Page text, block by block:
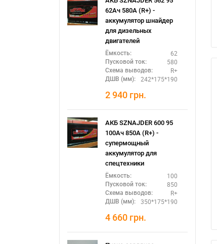
62Ач 580А (R+) -
аккумулятор шнайдер
для дизельных
двигателей
Ёмкость: 62
Пусковой ток: 580
Схема выводов: R+
ДШВ (мм): 242*175*190
2 940 грн.
АКБ SZNAJDER 600 95
100Ач 850А (R+) -
супермощный
аккумулятор для
спецтехники
Ёмкость: 100
Пусковой ток: 850
Схема выводов: R+
ДШВ (мм): 350*175*190
4 660 грн.